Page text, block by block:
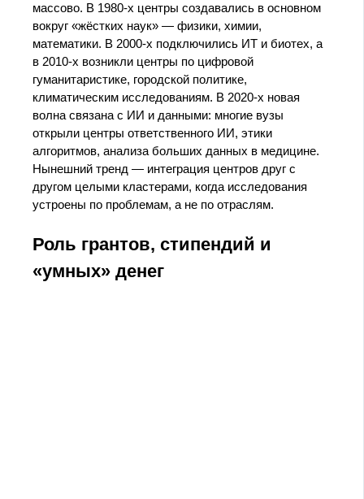
массово. В 1980‑х центры создавались в основном
вокруг «жёстких наук» — физики, химии,
математики. В 2000‑х подключились ИТ и биотех, а
в 2010‑х возникли центры по цифровой
гуманитаристике, городской политике,
климатическим исследованиям. В 2020‑х новая
волна связана с ИИ и данными: многие вузы
открыли центры ответственного ИИ, этики
алгоритмов, анализа больших данных в медицине.
Нынешний тренд — интеграция центров друг с
другом целыми кластерами, когда исследования
устроены по проблемам, а не по отраслям.
Роль грантов, стипендий и
«умных» денег